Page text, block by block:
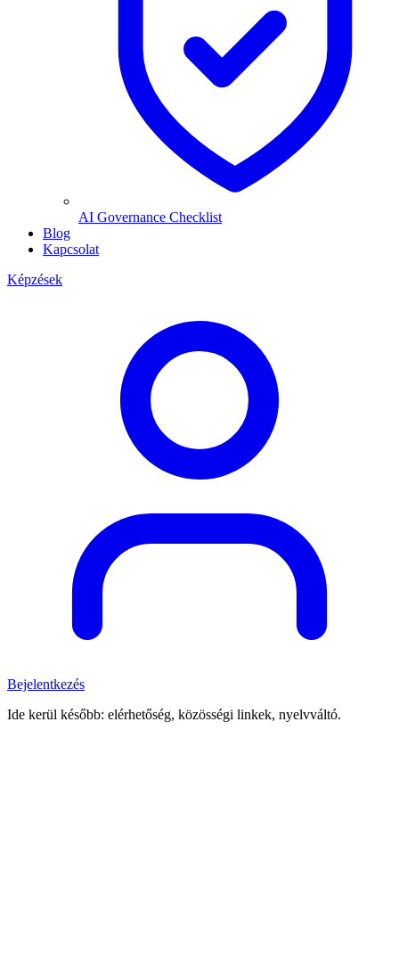
AI Governance Checklist
Blog
Kapcsolat
Képzések
Bejelentkezés
Ide kerül később: elérhetőség, közösségi linkek, nyelvváltó.